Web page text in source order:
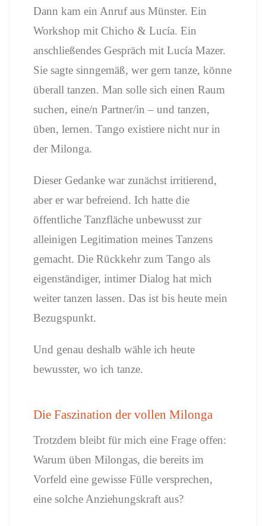
Dann kam ein Anruf aus Münster. Ein
Workshop mit Chicho & Lucía. Ein
anschließendes Gespräch mit Lucía Mazer.
Sie sagte sinngemäß, wer gern tanze, könne
überall tanzen. Man solle sich einen Raum
suchen, eine/n Partner/in – und tanzen,
üben, lernen. Tango existiere nicht nur in
der Milonga.
Dieser Gedanke war zunächst irritierend,
aber er war befreiend. Ich hatte die
öffentliche Tanzfläche unbewusst zur
alleinigen Legitimation meines Tanzens
gemacht. Die Rückkehr zum Tango als
eigenständiger, intimer Dialog hat mich
weiter tanzen lassen. Das ist bis heute mein
Bezugspunkt.
Und genau deshalb wähle ich heute
bewusster, wo ich tanze.
Die Faszination der vollen Milonga
Trotzdem bleibt für mich eine Frage offen:
Warum üben Milongas, die bereits im
Vorfeld eine gewisse Fülle versprechen,
eine solche Anziehungskraft aus?